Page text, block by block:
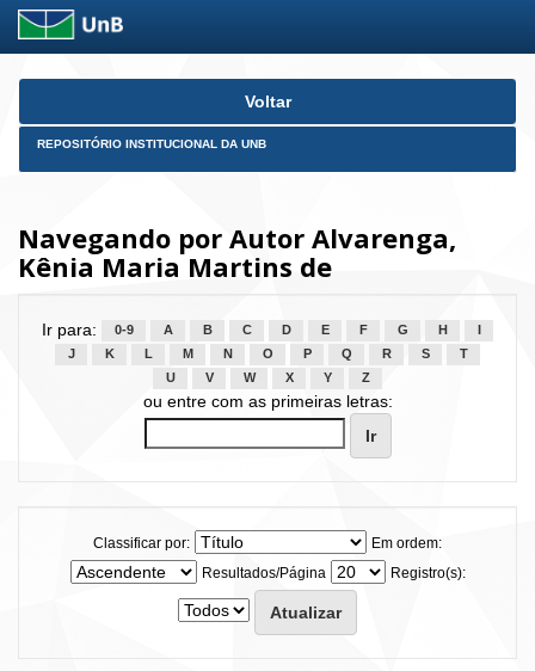
Skip
Voltar
REPOSITÓRIO INSTITUCIONAL DA UNB
Navegando por Autor Alvarenga,
Kênia Maria Martins de
Ir para: 0-9 A B C D E F G H
J
K L M N O P Q R S
T
U
V W X Y Z
ou entre com as primeiras letras:
Classificar por:
Em ordem:
Resultados/Página
Registro(s):